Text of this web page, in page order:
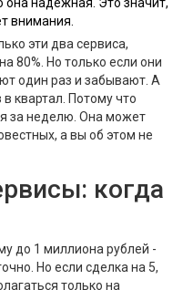
внимания.
эти два сервиса,
80%. Но только если они
один раз и забывают. А
квартал. Потому что
за неделю. Она может
а вы об этом не
когда
до 1 миллиона рублей -
Но если сделка на 5,
только на